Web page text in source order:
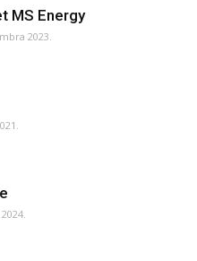
MS Energy
2023.